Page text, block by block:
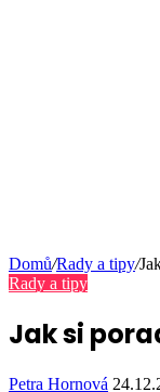
Domů/Rady a tipy/
Rady a tipy
Jak si
Petra Hornová